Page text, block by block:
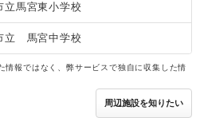
立馬宮東小学校
立 馬宮中学校
報ではなく、弊サービスで独自に収集した情
周辺施設を知りたい